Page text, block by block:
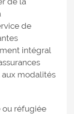
de
intégral
modalités
réfugiée